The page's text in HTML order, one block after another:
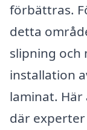
förbättras.
detta
slipning och
installation
laminat.
där